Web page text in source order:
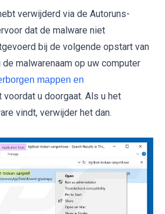
verwijderd via de Autoruns-
dat de malware niet
bij de volgende opstart van
malwarenaam op uw computer
mappen en
voordat u doorgaat. Als u het
vindt, verwijder het dan.